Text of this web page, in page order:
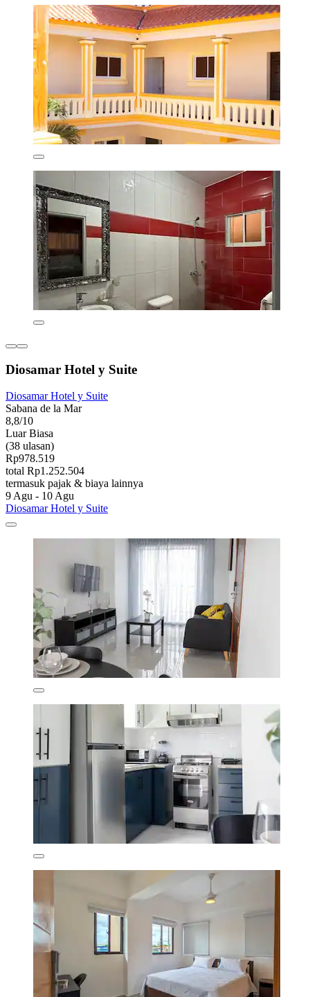
Diosamar Hotel y Suite
Diosamar Hotel y Suite
Sabana de la Mar
8,8/10
Luar Biasa
(38 ulasan)
Rp978.519
total Rp1.252.504
termasuk pajak & biaya lainnya
9 Agu - 10 Agu
Diosamar Hotel y Suite